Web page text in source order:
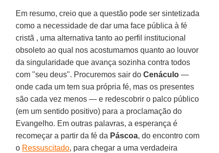
Em resumo, creio que a questão pode ser sintetizada
como a necessidade de dar uma face pública à fé
cristã , uma alternativa tanto ao perfil institucional
obsoleto ao qual nos acostumamos quanto ao louvor
da singularidade que avança sozinha contra todos
com "seu deus". Procuremos sair doCenáculo —
onde cada um tem sua própria fé, mas os presentes
são cada vez menos — e redescobrir o palco público
(em um sentido positivo) para a proclamação do
Evangelho. Em outras palavras, a esperança é
recomeçar a partir da fé da Páscoa, do encontro com
o Ressuscitado, para chegar a uma verdadeira